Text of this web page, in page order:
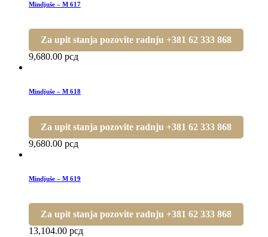
Mindjuše – M 617
Za upit stanja pozovite radnju +381 62 333 868
9,680.00 рсд
Mindjuše – M 618
Za upit stanja pozovite radnju +381 62 333 868
9,680.00 рсд
Mindjuše – M 619
Za upit stanja pozovite radnju +381 62 333 868
13,104.00 рсд